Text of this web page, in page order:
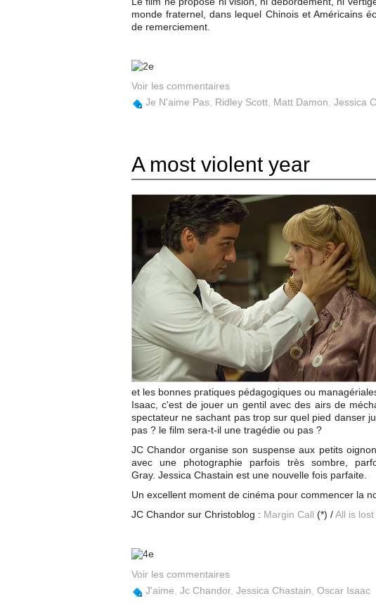
monde fraternel, dans lequel Chinois et Américains
de remerciement.
Voir les commentaires
Je N'aime Pas Ridley Scott Matt Damon Jessica
A most violent year
et les bonnes pratiques pédagogiques ou
Isaac, c'est de jouer un gentil avec des airs de
spectateur ne sachant pas trop sur quel pied danser
pas ? le film sera-t-il une tragédie ou pas ?
JC Chandor organise son suspense aux petits
avec une photographie parfois très sombre,
Gray. Jessica Chastain est une nouvelle fois parfaite.
Un excellent moment de cinéma pour commencer la
JC Chandor sur Christoblog : Margin Call (*) /All is lost
Voir les commentaires
J'aime Jc Chandor, Jessica Chastain Oscar Isaac